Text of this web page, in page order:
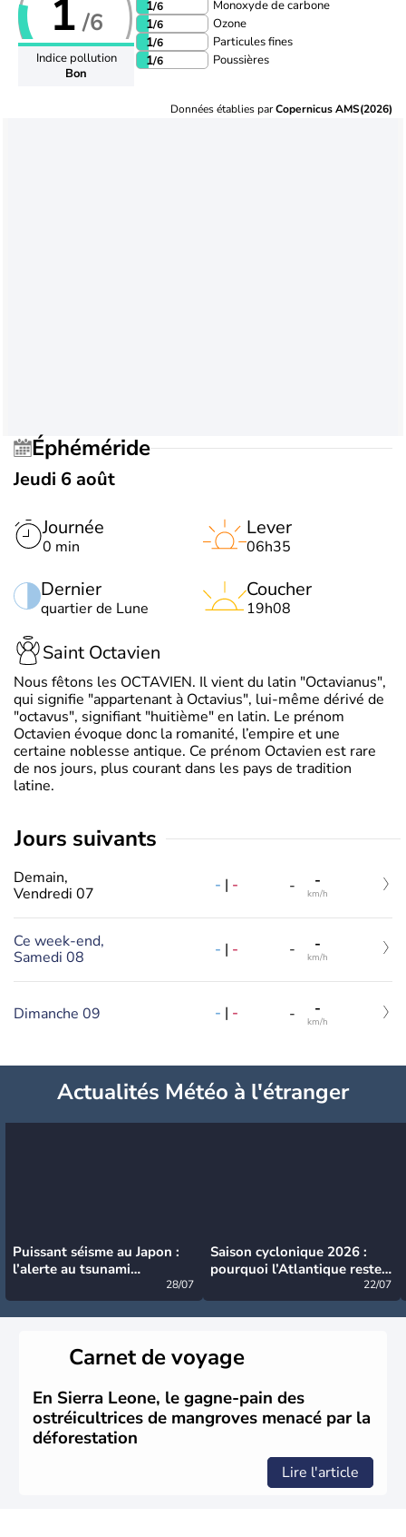
1 /6
Indice pollution
Bon
1/6 Monoxyde de carbone
1/6 Ozone
1/6 Particules fines
1/6 Poussières
Données établies parCopernicus AMS(2026)
Éphéméride
Jeudi 6 août
Journée
0 min
Dernier
quartier de Lune
Lever
06h35
Coucher
19h08
Saint Octavien
Nous fêtons les OCTAVIEN. Il vient du latin "Octavianus",
qui signifie "appartenant à Octavius", lui-même dérivé de
"octavus", signifiant "huitième" en latin. Le prénom
Octavien évoque donc la romanité, l’empire et une
certaine noblesse antique. Ce prénom Octavien est rare
de nos jours, plus courant dans les pays de tradition
latine.
jours suivants
Demain,
Vendredi 07
- | - - -
km/h
Ce week-end,
Samedi 08
- | - - -
km/h
Dimanche 09 - | - - -
km/h
Actualités Météo à l'étranger
Puissant séisme au Japon :
l’alerte au tsunami
28/07
Saison cyclonique 2026 :
pourquoi l’Atlantique reste
22/07
Carnet de voyage
En Sierra Leone, le gagne-pain des
ostréicultrices de mangroves menacé par la
déforestation
Lire l'article